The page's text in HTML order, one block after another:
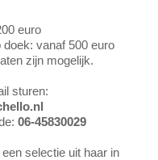
euro
vanaf 500 euro
zijn mogelijk.
sturen:
06-45830029
selectie uit haar in